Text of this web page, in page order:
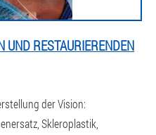
UND RESTAURIERENDEN
der Vision:
Skleroplastik,